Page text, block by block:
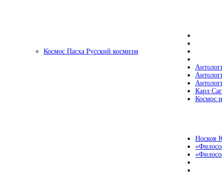
Космос Пасха Русский космизм
Карл
Космос
Носков